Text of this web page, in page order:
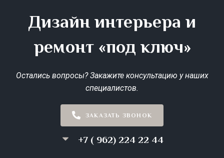
Дизайн интерьера и
ремонт «под ключ»
Остались вопросы? Закажите консультацию у наших
специалистов.
ЗАКАЗАТЬ ЗВОНОК
+7 ( 962) 224 22 44